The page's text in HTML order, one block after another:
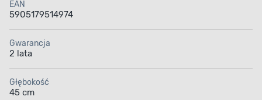
EAN
5905179514974
Gwarancja
2 lata
Głębokość
45 cm